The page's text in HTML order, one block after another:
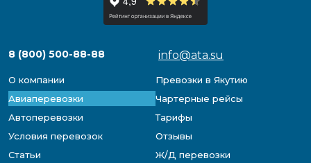
8 (800) 500-88-88 info@ata.su
О компании
Превозки в Якутию
Авиаперевозки
Чартерные рейсы
Автоперевозки
Тарифы
Условия перевозок
Отзывы
Статьи
Ж/Д перевозки